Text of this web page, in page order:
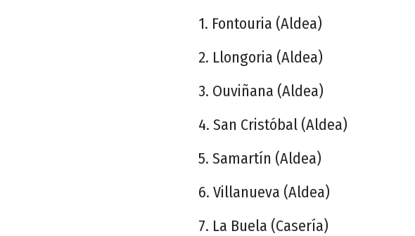
1. Fontouria (Aldea)
2. Llongoria (Aldea)
3. Ouviñana (Aldea)
4. San Cristóbal (Aldea)
5. Samartín (Aldea)
6. Villanueva (Aldea)
7. La Buela (Casería)